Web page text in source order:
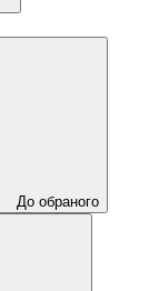
До обраного